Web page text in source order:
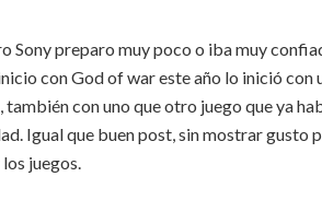
Sony preparo muy poco o iba muy
con God of war este año lo inició con
con uno que otro juego que ya
Igual que buen post, sin mostrar gusto
juegos.